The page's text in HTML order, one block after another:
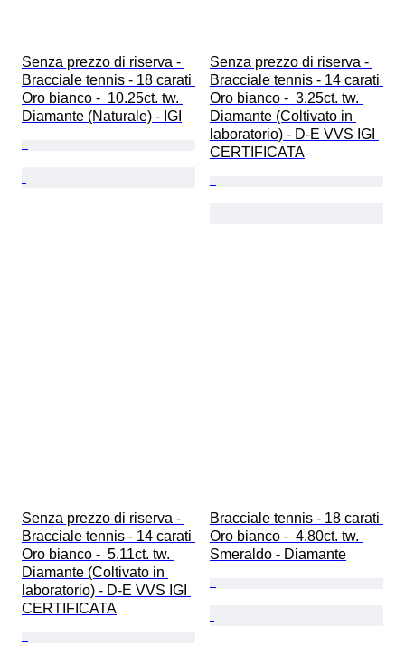
Senza prezzo di riserva -
Bracciale tennis - 18 carati
Oro bianco -  10.25ct. tw.
Diamante (Naturale) - IGI
Senza prezzo di riserva -
Bracciale tennis - 14 carati
Oro bianco -  3.25ct. tw.
Diamante (Coltivato in
laboratorio) - D-E VVS IGI
CERTIFICATA
Senza prezzo di riserva -
Bracciale tennis - 14 carati
Oro bianco -  5.11ct. tw.
Diamante (Coltivato in
laboratorio) - D-E VVS IGI
CERTIFICATA
Bracciale tennis - 18 carati
Oro bianco -  4.80ct. tw.
Smeraldo - Diamante